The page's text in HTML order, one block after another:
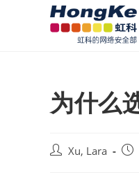
为什么
Xu, Lara